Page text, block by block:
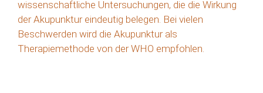
wissenschaftliche Untersuchungen, die die Wirkung
der Akupunktur eindeutig belegen. Bei vielen
Beschwerden wird die Akupunktur als
Therapiemethode von der WHO empfohlen.